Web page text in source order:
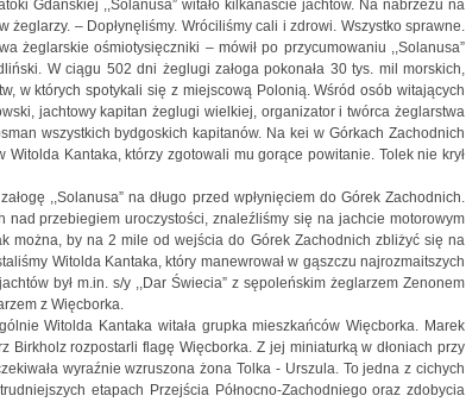
Gdańskiej ,,Solanusa” witało kilkanaście jachtów. Na nabrzeżu na
żeglarzy. – Dopłynęliśmy. Wróciliśmy cali i zdrowi. Wszystko sprawne.
żeglarskie ośmiotysięczniki – mówił po przycumowaniu ,,Solanusa”
W ciągu 502 dni żeglugi załoga pokonała 30 tys. mil morskich,
w których spotykali się z miejscową Polonią. Wśród osób witających
jachtowy kapitan żeglugi wielkiej, organizator i twórca żeglarstwa
wszystkich bydgoskich kapitanów. Na kei w Górkach Zachodnich
Kantaka, którzy zgotowali mu gorące powitanie. Tolek nie krył
,,Solanusa” na długo przed wpłynięciem do Górek Zachodnich.
przebiegiem uroczystości, znaleźliśmy się na jachcie motorowym
można, by na 2 mile od wejścia do Górek Zachodnich zbliżyć się na
Witolda Kantaka, który manewrował w gąszczu najrozmaitszych
był m.in. s/y ,,Dar Świecia” z sępoleńskim żeglarzem Zenonem
z Więcborka.
Witolda Kantaka witała grupka mieszkańców Więcborka. Marek
Birkholz rozpostarli flagę Więcborka. Z jej miniaturką w dłoniach przy
wyraźnie wzruszona żona Tolka - Urszula. To jedna z cichych
etapach Przejścia Północno-Zachodniego oraz zdobycia